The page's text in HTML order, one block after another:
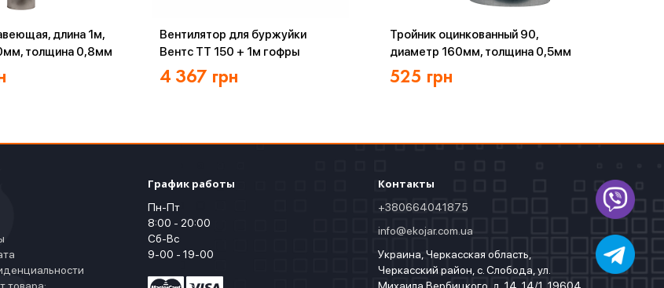
длина 1м,
толщина 0,8мм
Вентилятор для буржуйки
Вентс ТТ 150 + 1м гофры
4 367 грн
Тройник оцинкованный 90,
диаметр 160мм, толщина 0,5мм
525 грн
График работы
Пн-Пт
8:00 - 20:00
Сб-Вс
9-00 - 19-00
Контакты
+380664041875
info@ekojar.com.ua
Украина, Черкасская область,
Черкасский район, с. Слобода, ул.